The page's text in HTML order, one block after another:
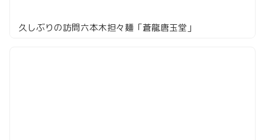
久しぶりの訪問六本木担々麺「蒼龍唐玉堂」